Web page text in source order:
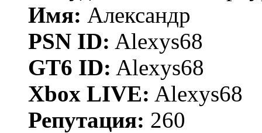
Имя: Александр
PSN ID: Alexys68
GT6 ID: Alexys68
Xbox LIVE: Alexys68
Репутация: 260